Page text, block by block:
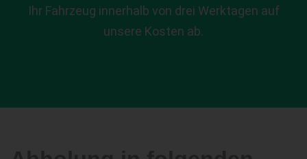
Ihr Fahrzeug innerhalb von drei Werktagen auf
unsere Kosten ab.